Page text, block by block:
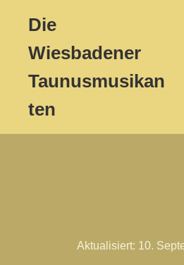
Die
Wiesbadener
Taunusmusikan
ten
Aktualisiert: 10.